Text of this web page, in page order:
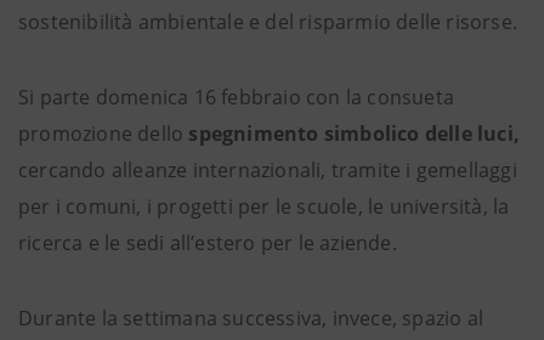
sostenibilità ambientale e del risparmio delle risorse.
Si parte domenica 16 febbraio con la consueta
promozione dello spegnimento simbolico delle luci,
cercando alleanze internazionali, tramite i gemellaggi
per i comuni, i progetti per le scuole, le università, la
ricerca e le sedi all’estero per le aziende.
Durante la settimana successiva, invece, spazio al